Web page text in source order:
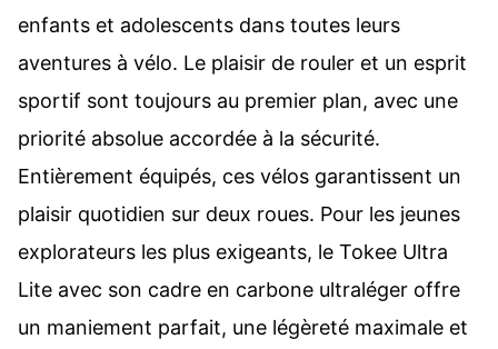
enfants et adolescents dans toutes leurs
aventures à vélo. Le plaisir de rouler et un esprit
sportif sont toujours au premier plan, avec une
priorité absolue accordée à la sécurité.
Entièrement équipés, ces vélos garantissent un
plaisir quotidien sur deux roues. Pour les jeunes
explorateurs les plus exigeants, le Tokee Ultra
Lite avec son cadre en carbone ultraléger offre
un maniement parfait, une légèreté maximale et